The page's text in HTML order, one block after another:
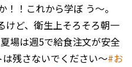
！これから学ぼ う〜。
けど、衛生上そろそろ朝一
場は週5で給食注文が安全
残さないでください〜#お